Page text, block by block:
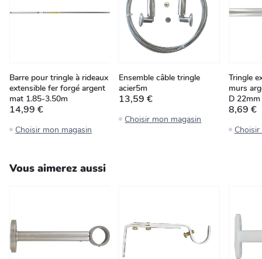
Barre pour tringle à rideaux
extensible fer forgé argent
mat 1.85-3.50m
14,99 €
Choisir mon magasin
Ensemble câble tringle
acier5m
13,59 €
Choisir mon magasin
Tringle
murs
D 22mm
8,69 €
Vous aimerez aussi